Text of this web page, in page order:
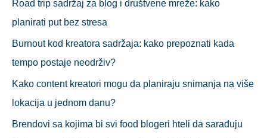
Road trip sadržaj za blog i društvene mreže: kako
planirati put bez stresa
Burnout kod kreatora sadržaja: kako prepoznati kada
tempo postaje neodrživ?
Kako content kreatori mogu da planiraju snimanja na više
lokacija u jednom danu?
Brendovi sa kojima bi svi food blogeri hteli da sarađuju